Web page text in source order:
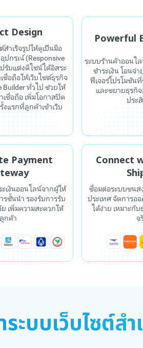
Design
สำเร็จรูปให้ดูเป็นมือ
ปกรณ์ (Responsive
รับแต่งดีไซน์ได้อิสระ
ชื่อถือให้เว็บไซต์ธุรกิจ
Builder ทั่วไป ช่วยให้
เชื่อถือ เพิ่มโอกาสปิด
แรกที่ลูกค้าเข้าเว็บ
Powerful
ระบบร้านค้าออนไ
ชำระเงิน โอนจ่
ฟีเจอร์โปรโมชัน
และขยายธุรกิ
ประ
Payment
ะเงินออนไลน์จากผู้ให้
รชั้นนำ รองรับการรับ
เพิ่มความสะดวกให้
ลูกค้า
Connect
ชื่อมต่อระบบขนส่
ประเทศ จัดการอ
ได้ง่าย เหมาะกั
จ
ะบบเว็บไซต์สำ